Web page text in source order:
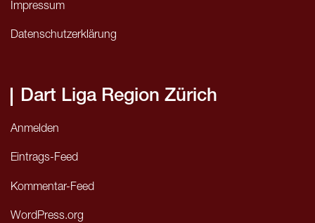
Impressum
Datenschutzerklärung
Dart Liga Region Zürich
Anmelden
Eintrags-Feed
Kommentar-Feed
WordPress.org